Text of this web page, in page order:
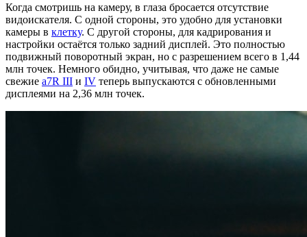
Когда смотришь на камеру, в глаза бросается отсутствие
видоискателя. С одной стороны, это удобно для установки
камеры в клетку. С другой стороны, для кадрирования и
настройки остаётся только задний дисплей. Это полностью
подвижный поворотный экран, но с разрешением всего в 1,44
млн точек. Немного обидно, учитывая, что даже не самые
свежие a7R III и IV теперь выпускаются с обновленными
дисплеями на 2,36 млн точек.